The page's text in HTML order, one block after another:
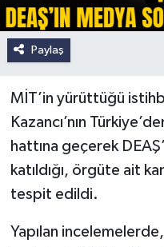
Paylaş
MİT’in yürüttüğü
Kazancı’nın
hattına geçerek
katıldığı, örgüte ait
tespit edildi.
Yapılan